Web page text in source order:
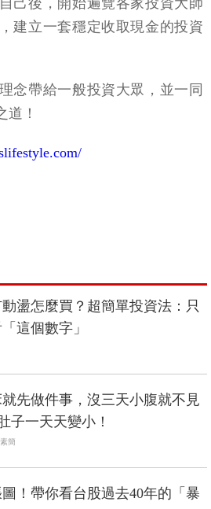
建立一套穩定收取現金的投資
念帶給一般投資大眾，並一同
道！
動盪怎麼買？超簡單投資法：只
這個數字」
先做件事，沒三天小腹就不見
子一天天變小！
簡
！帶你看台股過去40年的「暴